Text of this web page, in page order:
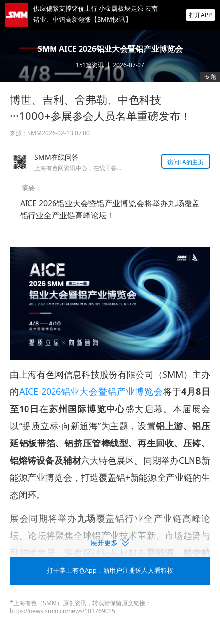
供应偏紧支撑锗价上行 小金属板块走强 云南
锗业、中钨高新领涨【SMM快讯】
存储芯片股延续跌势，美股盘前SK海力士跌
超5%、闪迪跌超8%，金价升至近两月高位
IMF披露：加纳央行去年买黄金亏损19亿美
元
掌上有色
打开APP
SMM AICE 2026铝业大会暨铝产业博览会
151篇资讯 | 2026-07-07
专题
博世、吉利、舍弗勒、中色科技
···1000+参展参会人员名单重磅发布！
来源： SMM2026-02-13 07:00
SMM在线问答
上海有色网资讯中心，在线回答您的提问！
访问TA的主页
AICE 2026铝业大会暨铝产业博览会将举办九场覆盖
铝行业全产业链高峰论坛！
由上海有色网信息科技股份有限公司（SMM）主办
的AICE 2026铝业大会暨铝产业博览会将于4月8日
至10日在苏州国际博览中心盛大启幕。本届展会
以“提质立标·向新通海”为主题，设置铝上游、铝压
延铝板带箔、铝挤压管棒线型、再生回收、压铸、
铝熔铸设备及辅材六大特色展区。同期举办CLNB新
能源产业博览会，打造覆盖铝+新能源全产业链的生
态闭环。
展会同期将举办九场覆盖铝行业全产业链高峰论
坛。论坛将聚焦全球铝产业技术革新、市场趋势与
可持续发展，深度探讨铝基材料在 新能源、航空航
天航海、汽车轻量化、军工、电子电器、包装、低
空经济、人形机器人等领域的创新应用，为产业链
上下游搭建前瞻探索、技术交流、供需对接与战略
展开更多
打开掌上有色App ，新用户注册送人人看特权
*上海有色（SMM）原创资讯，转载请保留原文链接：
https://news.smm.cn/news/103769015